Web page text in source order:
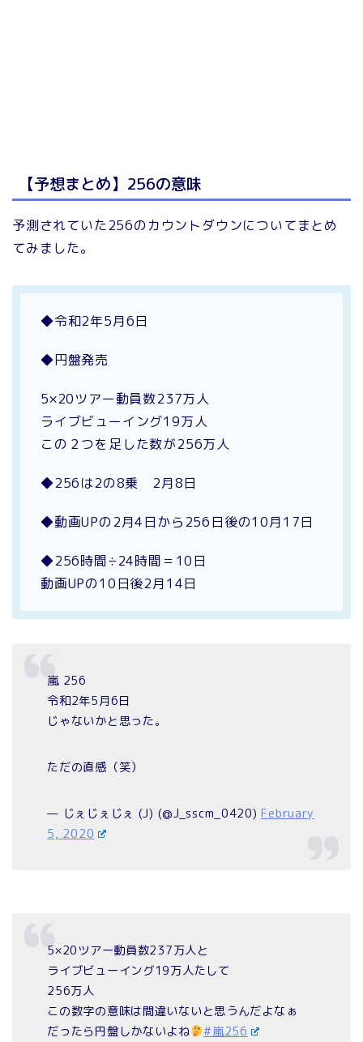
【予想まとめ】256の意味
予測されていた256のカウントダウンについてまとめ
てみました。
◆令和2年5月6日
◆円盤発売
5×20ツアー動員数237万人
ライブビューイング19万人
この２つを足した数が256万人
◆256は2の8乗 2月8日
◆動画UPの2月4日から256日後の10月17日
◆256時間÷24時間＝10日
動画UPの10日後2月14日
嵐 256
令和2年5月6日
じゃないかと思った。
ただの直感（笑）
— じぇじぇじぇ (J) (@J_sscm_0420)February
5, 2020
5×20ツアー動員数237万人と
ライブビューイング19万人たして
256万人
この数字の意味は間違いないと思うんだよなぁ
だったら円盤しかないよね
#嵐256